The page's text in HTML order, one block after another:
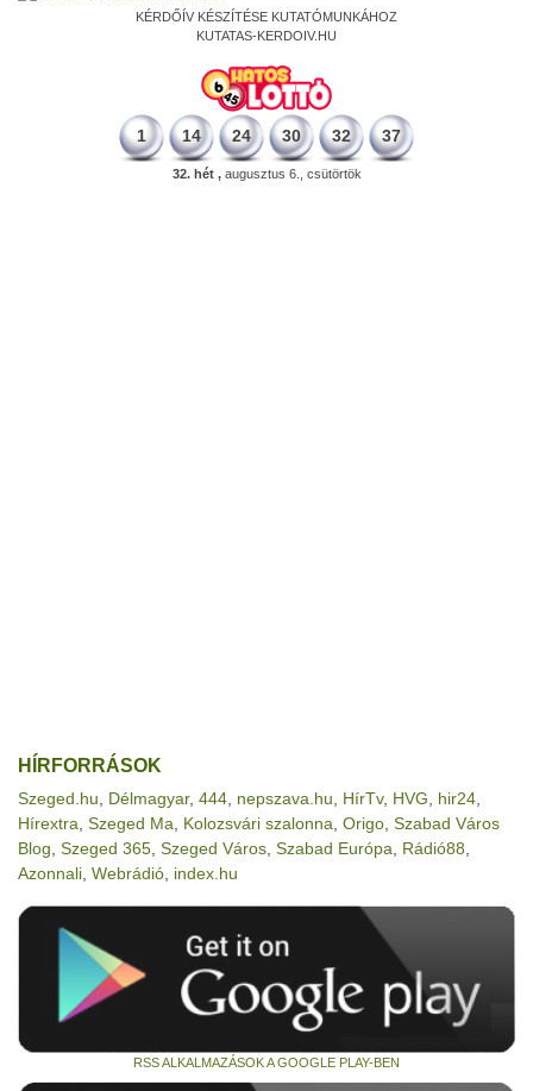
KÉRDŐÍV KÉSZÍTÉSE KUTATÓMUNKÁHOZ
KUTATAS-KERDOIV.HU
1 14 24 30 32 37
32. hét ,augusztus 6., csütörtök
HÍRFORRÁSOK
Szeged.hu Délmagyar, 444 nepszava.hu HírTv, HVG hir24
Hírextra Szeged Ma Kolozsvári szalonna Origo Szabad Város
Blog Szeged 365 Szeged Város Szabad Európa Rádió88
Azonnali Webrádió index.hu
RSS ALKALMAZÁSOK A GOOGLE PLAY-BEN